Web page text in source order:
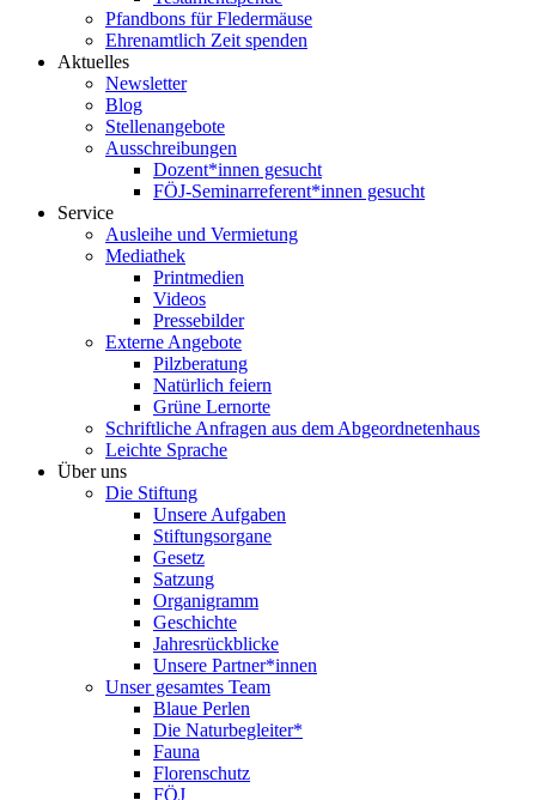
Pfandbons für Fledermäuse
Ehrenamtlich Zeit spenden
Aktuelles
Newsletter
Blog
Stellenangebote
Ausschreibungen
Dozent*innen gesucht
FÖJ-Seminarreferent*innen gesucht
Service
Ausleihe und Vermietung
Mediathek
Printmedien
Videos
Pressebilder
Externe Angebote
Pilzberatung
Natürlich feiern
Grüne Lernorte
Schriftliche Anfragen aus dem Abgeordnetenhaus
Leichte Sprache
Über uns
Die Stiftung
Unsere Aufgaben
Stiftungsorgane
Gesetz
Satzung
Organigramm
Geschichte
Jahresrückblicke
Unsere Partner*innen
Unser gesamtes Team
Blaue Perlen
Die Naturbegleiter*
Fauna
Florenschutz
FÖJ